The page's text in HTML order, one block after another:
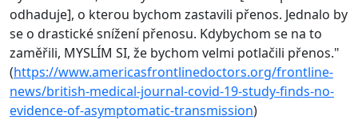
odhaduje], o kterou bychom zastavili přenos. Jednalo by
se o drastické snížení přenosu. Kdybychom se na to
zaměřili, MYSLÍM SI, že bychom velmi potlačili přenos."
(https://www.americasfrontlinedoctors.org/frontline-
news/british-medical-journal-covid-19-study-finds-no-
evidence-of-asymptomatic-transmission)